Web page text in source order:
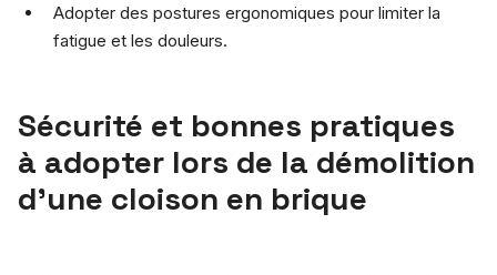
Adopter des postures ergonomiques pour limiter la
fatigue et les douleurs.
Sécurité et bonnes pratiques
à adopter lors de la démolition
d’une cloison en brique